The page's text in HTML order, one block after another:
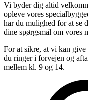
Vi byder dig altid
opleve vores
har du mulighed for at se
dine spørgsmål om vores
For at sikre, at vi kan give
du ringer i forvejen og
mellem kl. 9 og 14.